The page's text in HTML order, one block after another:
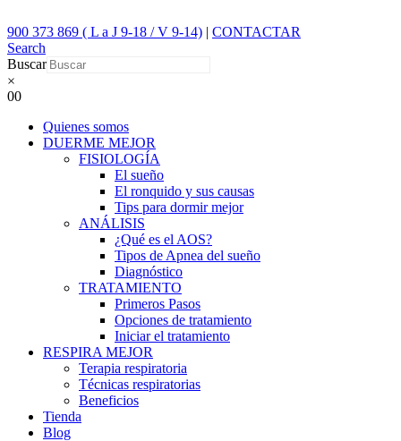
900 373 869 ( L a J 9-18 / V 9-14) | CONTACTAR
Search
Buscar
×
00
Quienes somos
DUERME MEJOR
FISIOLOGÍA
El sueño
El ronquido y sus causas
Tips para dormir mejor
ANÁLISIS
¿Qué es el AOS?
Tipos de Apnea del sueño
Diagnóstico
TRATAMIENTO
Primeros Pasos
Opciones de tratamiento
Iniciar el tratamiento
RESPIRA MEJOR
Terapia respiratoria
Técnicas respiratorias
Beneficios
Tienda
Blog